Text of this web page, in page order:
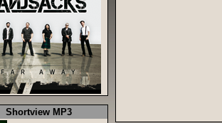
Shortview MP3